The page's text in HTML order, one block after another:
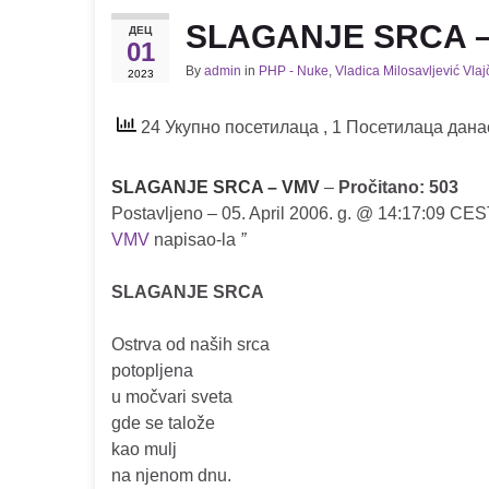
ДЕЦ
01
2023
SLAGANJE SRCA
By admin in PHP - Nuke, Vladica Milosavljević
24 Укупно посетилаца , 1 Посетилаца
SLAGANJE SRCA – VMV – Pročitano: 503
Postavljeno – 05. April 2006. g. @ 14:17:09
VMV napisao-la ”
SLAGANJE SRCA
Ostrva od naših srca
potopljena
u močvari sveta
gde se talože
kao mulj
na njenom dnu.